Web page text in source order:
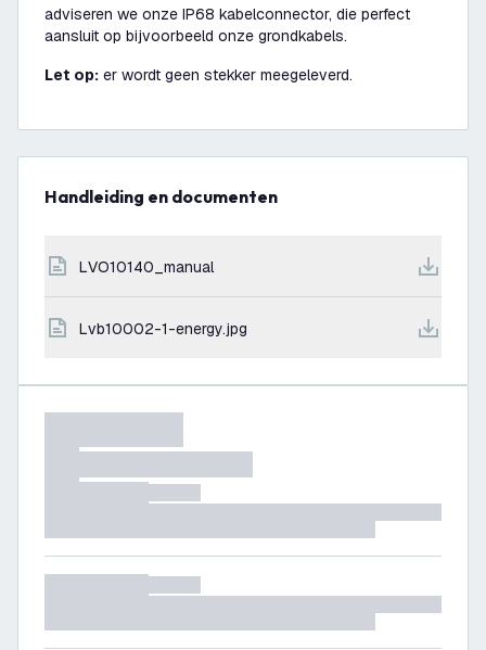
adviseren we onze IP68 kabelconnector, die perfect
aansluit op bijvoorbeeld onze grondkabels.
Let op: er wordt geen stekker meegeleverd.
Handleiding en documenten
LVO10140_manual
lvb10002-1-energy.jpg